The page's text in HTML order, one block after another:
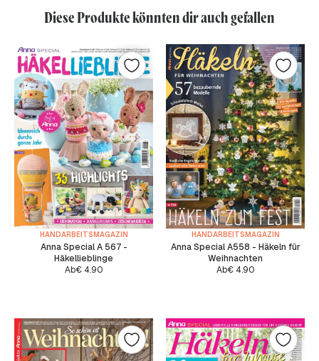
Diese Produkte könnten dir auch gefallen
HANDARBEITSMAGAZIN
Anna Special A 567 -
Häkellieblinge
Ab€4.90
HANDARBEITSMAGAZIN
Anna Special A558 - Häkeln für
Weihnachten
Ab€4.90